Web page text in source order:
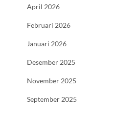
April 2026
Februari 2026
Januari 2026
Desember 2025
November 2025
September 2025